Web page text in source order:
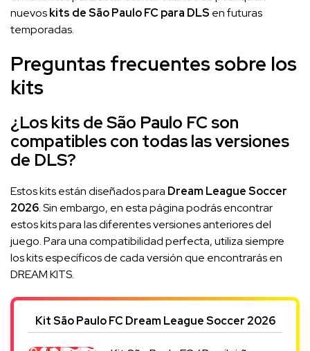
nuevoskits de São Paulo FC para DLS en futuras
temporadas.
Preguntas frecuentes sobre los
kits
¿Los kits de São Paulo FC son
compatibles con todas las versiones
de DLS?
Estos kits están diseñados para Dream League Soccer
2026. Sin embargo, en esta página podrás encontrar
estos kits para las diferentes versiones anteriores del
juego. Para una compatibilidad perfecta, utiliza siempre
los kits específicos de cada versión que encontrarás en
DREAM KITS.
Kit São Paulo FC Dream League Soccer 2026